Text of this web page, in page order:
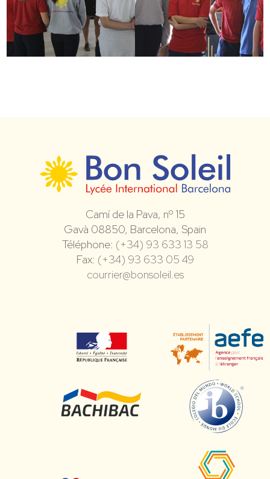
Camí de la Pava, nº 15
Gavà 08850, Barcelona, Spain
Téléphone: (+34) 93 633 13 58
Fax: (+34) 93 633 05 49
courrier@bonsoleil.es